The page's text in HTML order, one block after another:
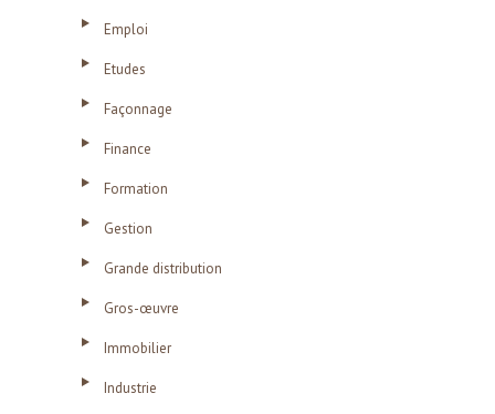
Emploi
Etudes
Façonnage
Finance
Formation
Gestion
Grande distribution
Gros-œuvre
Immobilier
Industrie